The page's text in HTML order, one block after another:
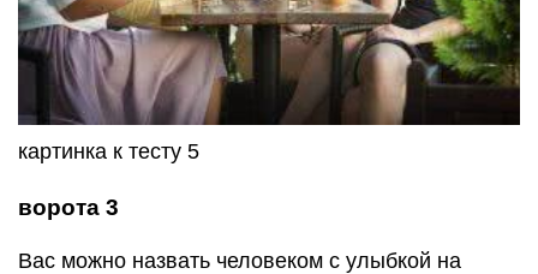
картинка к тесту 5
ворота 3
Вас можно назвать человеком с улыбкой на